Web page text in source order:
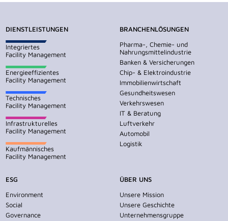
DIENSTLEISTUNGEN
Integriertes
Facility Management
Energieeffizientes
Facility Management
Technisches
Facility Management
Infrastrukturelles
Facility Management
Kaufmännisches
Facility Management
BRANCHENLÖSUNGEN
Pharma-, Chemie- und
Nahrungsmittelindustrie
Banken & Versicherungen
Chip- & Elektroindustrie
Immobilienwirtschaft
Gesundheitswesen
Verkehrswesen
IT & Beratung
Luftverkehr
Automobil
Logistik
ESG
Environment
Social
Governance
ÜBER UNS
Unsere Mission
Unsere Geschichte
Unternehmensgruppe